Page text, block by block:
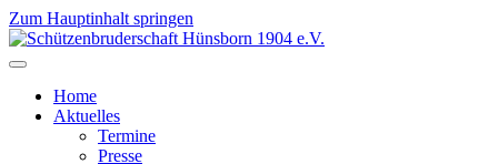
Zum Hauptinhalt springen
Home
Aktuelles
Termine
Presse